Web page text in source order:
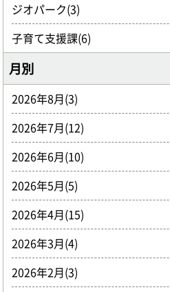
ジオパーク(3)
子育て支援課(6)
月別
2026年8月(3)
2026年7月(12)
2026年6月(10)
2026年5月(5)
2026年4月(15)
2026年3月(4)
2026年2月(3)